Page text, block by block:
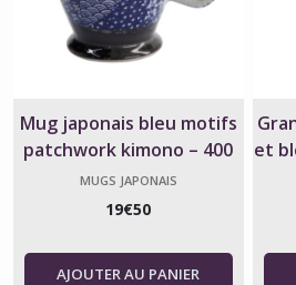
Mug japonais bleu motifs
patchwork kimono – 400
ml
MUGS JAPONAIS
19€50
AJOUTER AU PANIER
et